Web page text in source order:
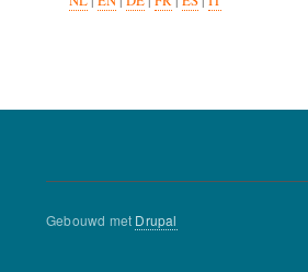
Gebouwd met Drupal